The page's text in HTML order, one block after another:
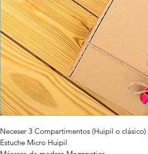
Neceser 3 Compartimentos (Huipil o clásico)
Estuche Micro Huipil